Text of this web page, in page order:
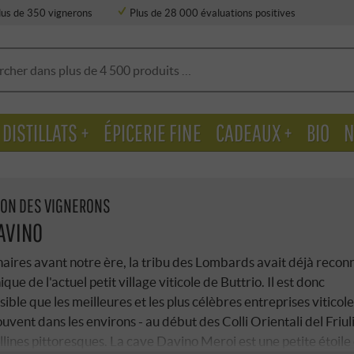
de 350 vignerons
Plus de 28 000 évaluations positives
DES VIGNERONS
avant notre ère, la tribu des Lombards avait déjà
de l'actuel petit village viticole de Buttrio. Il est donc
que les meilleures et les plus célèbres entreprises
dans les environs - au début des Colli Orientali del
pittoresques. La cave Davino Meroi est une petite étoile
DISTILLATS + ÉPICERIE FINE CADEAUX + BIO